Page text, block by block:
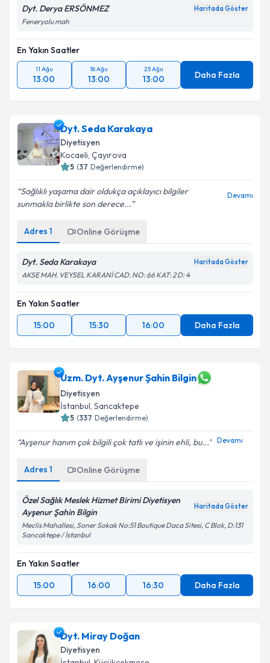
Dyt. Derya ERSÖNMEZ Haritada Göster
Feneryolu mah
En Yakın Saatler
11 Ağu
13:00
18 Ağu
13:00
25 Ağu
13:00 Daha Fazla
Dyt. Seda Karakaya
Diyetisyen
Kocaeli, Çayırova
5 (37 Değerlendirme)
Sağlıklı yaşama dair oldukça açıklayıcı bilgiler
sunmakla birlikte son derece...
Devamı
Adres 1 Online Görüşme
Dyt. Seda Karakaya Haritada Göster
AKSE MAH. VEYSEL KARANİ CAD. NO: 66 KAT: 2 D: 4
En Yakın Saatler
15:00
15:30 16:00 Daha Fazla
Uzm. Dyt. Ayşenur Şahin Bilgin
Diyetisyen
İstanbul, Sancaktepe
5 (337 Değerlendirme)
Ayşenur hanım çok bilgili çok tatlı ve işinin ehli, bu... Devamı
Adres 1 Online Görüşme
Özel Sağlık Meslek Hizmet Birimi Diyetisyen
Ayşenur Şahin Bilgin
Haritada Göster
Meclis Mahallesi, Soner Sokak No:51 Boutique Daca Sitesi, C Blok, D:131
Sancaktepe / İstanbul
En Yakın Saatler
15:00
16:00 16:30 Daha Fazla
Dyt. Miray Doğan
Diyetisyen